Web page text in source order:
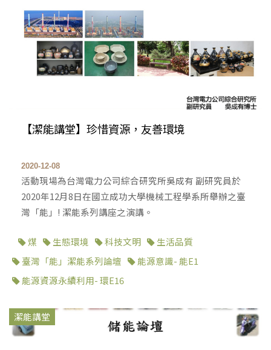
【潔能講堂】珍惜資源，友善環境
2020-12-08
活動現場為台灣電力公司綜合研究所吳成有 副研究員於
2020年12月8日在國立成功大學機械工程學系所舉辦之臺
灣「能」! 潔能系列講座之演講。
煤 生態環境 科技文明
生活品質
臺灣「能」潔能系列論壇
能源意識- 能E1
能源資源永續利用- 環E16
潔能講堂